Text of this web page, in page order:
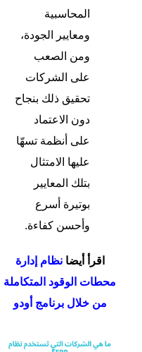
المحاسبية
ومعايير الجودة،
ومن الصعب
على الشركات
تحقيق ذلك بنجاح
دون الاعتماد
على أنظمة تسهّا
عليها الامتثال
بتلك المعايير
بوتيرة أسرع
وأحسن كفاءة.
اقرأ أيضانظام إدارة
محطات الوقود المتكاملة
من خلال برنامج أودو